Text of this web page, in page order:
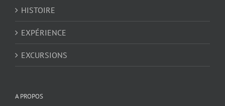
HISTOIRE
EXPÉRIENCE
EXCURSIONS
A PROPOS